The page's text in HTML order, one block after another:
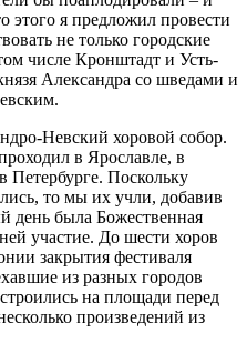
этого я предложил провести
не только городские
числе Кронштадт и Усть-
Александра со шведами и
Невский хоровой собор.
в Ярославле, в
Петербурге. Поскольку
то мы их учли, добавив
день была Божественная
участие. До шести хоров
закрытия фестиваля
из разных городов
на площади перед
произведений из